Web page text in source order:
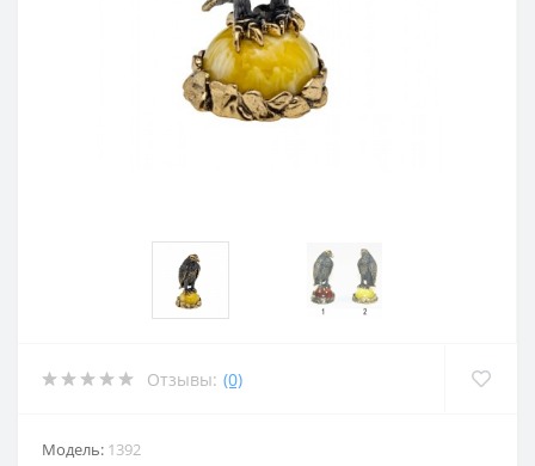
Отзывы: (0)
Модель: 1392